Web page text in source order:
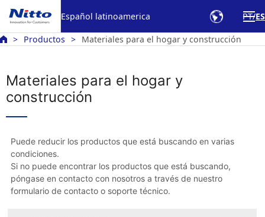
Español latinoamerica PT ES
Productos Materiales para el hogar y construcción
Materiales para el hogar y
construcción
Puede reducir los productos que está buscando en varias
condiciones.
Si no puede encontrar los productos que está buscando,
póngase en contacto con nosotros a través de nuestro
formulario de contacto o soporte técnico.